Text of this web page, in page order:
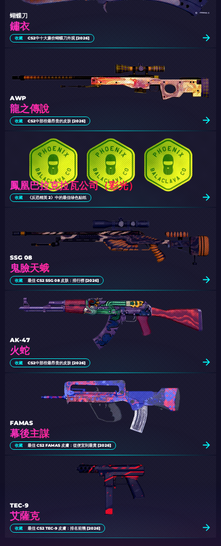
鏽衣
蝴蝶刀
收藏 CS2中十大廉价蝴蝶刀外观 [2026]
龍之傳說
AWP
收藏 CS2中那些最昂贵的皮肤 [2026]
鳳凰巴拉克拉瓦公司（彩光）
收藏 《反恐精英 2》中的最佳绿色贴纸
鬼臉天蛾
SSG 08
收藏 最佳 CS2 SSG 08 皮肤：排行榜 [2026]
火蛇
AK-47
收藏 CS2中那些最昂贵的皮肤 [2026]
幕後主謀
FAMAS
收藏 最佳 CS2 FAMAS 皮膚：從便宜到最貴 [2026]
艾薩克
TEC-9
收藏 最佳 CS2 TEC-9 皮膚：排名前幾 [2026]